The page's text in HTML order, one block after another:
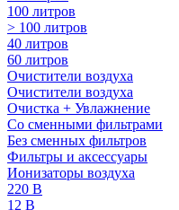
100 литров
> 100 литров
40 литров
60 литров
Очистители воздуха
Очистители воздуха
Очистка + Увлажнение
Cо сменными фильтрами
Без сменных фильтров
Фильтры и аксессуары
Ионизаторы воздуха
220 В
12 В